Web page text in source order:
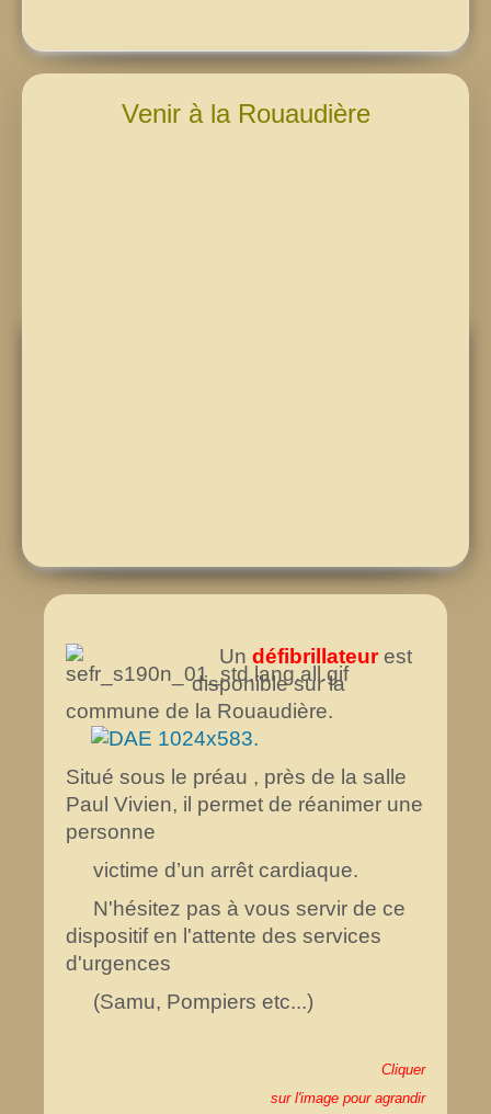
Venir à la Rouaudière
Un défibrillateur est
disponible sur la
commune de la Rouaudière.
Situé sous le préau , près de la salle
Paul Vivien, il permet de réanimer une
personne
victime d’un arrêt cardiaque.
N'hésitez pas à vous servir de ce
dispositif en l'attente des services
d'urgences
(Samu, Pompiers etc...)
Cliquer
sur l'image pour agrandir